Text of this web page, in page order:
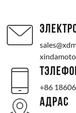
+86
АДРАС